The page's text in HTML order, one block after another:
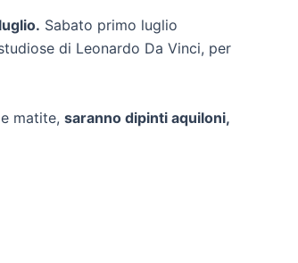
Sabato primo luglio
di Leonardo Da Vinci, per
matite, saranno dipinti aquiloni,